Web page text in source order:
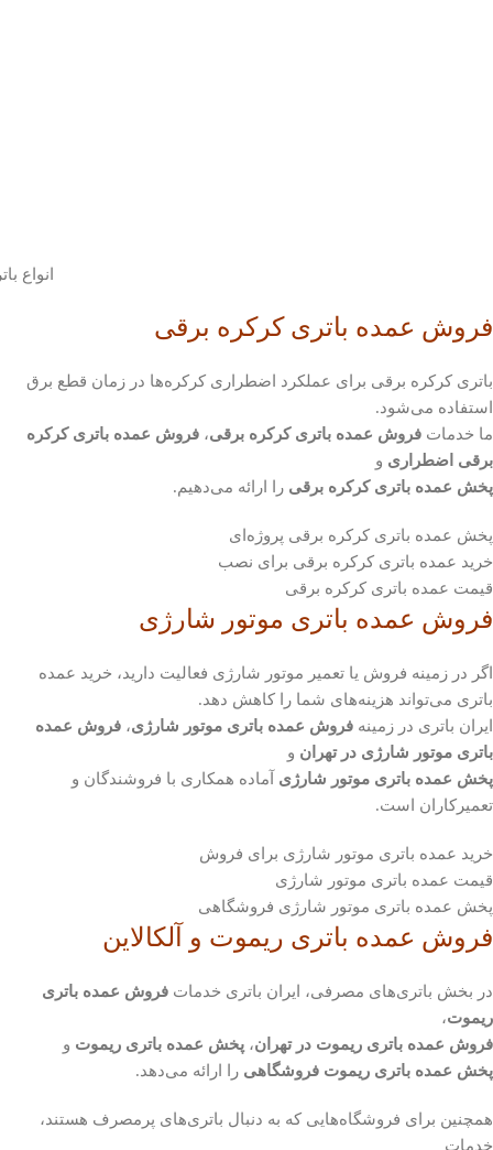
انواع
فروش عمده باتری کرکره برقی
باتری کرکره برقی برای عملکرد اضطراری کرکره‌ها در زمان قطع برق
استفاده می‌شود.
ما خدمات فروش عمده باتری کرکره برقی، فروش عمده باتری کرکره
برقی اضطراری و
پخش عمده باتری کرکره برقی را ارائه می‌دهیم.
پخش عمده باتری کرکره برقی پروژه‌ای
خرید عمده باتری کرکره برقی برای نصب
قیمت عمده باتری کرکره برقی
فروش عمده باتری موتور شارژی
اگر در زمینه فروش یا تعمیر موتور شارژی فعالیت دارید، خرید عمده
باتری می‌تواند هزینه‌های شما را کاهش دهد.
ایران باتری در زمینه فروش عمده باتری موتور شارژی، فروش عمده
باتری موتور شارژی در تهران و
پخش عمده باتری موتور شارژی آماده همکاری با فروشندگان و
تعمیرکاران است.
خرید عمده باتری موتور شارژی برای فروش
قیمت عمده باتری موتور شارژی
پخش عمده باتری موتور شارژی فروشگاهی
فروش عمده باتری ریموت و آلکالاین
در بخش باتری‌های مصرفی، ایران باتری خدمات فروش عمده باتری
ریموت،
فروش عمده باتری ریموت در تهران، پخش عمده باتری ریموت و
پخش عمده باتری ریموت فروشگاهی را ارائه می‌دهد.
همچنین برای فروشگاه‌هایی که به دنبال باتری‌های پرمصرف هستند،
خدمات